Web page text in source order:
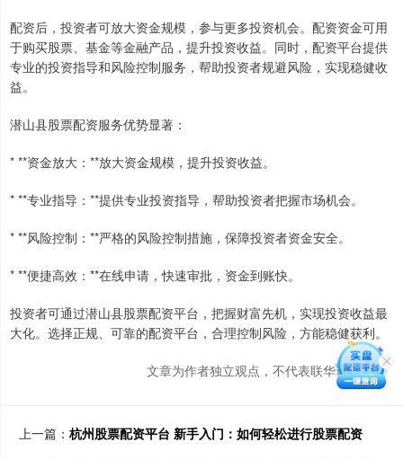
配资后，投资者可放大资金规模，参与更多投资机会。配资资金可用
于购买股票、基金等金融产品，提升投资收益。同时，配资平台提供
专业的投资指导和风险控制服务，帮助投资者规避风险，实现稳健收
益。
潜山县股票配资服务优势显著：
* **资金放大：**放大资金规模，提升投资收益。
* **专业指导：**提供专业投资指导，帮助投资者把握市场机会。
* **风险控制：**严格的风险控制措施，保障投资者资金安全。
* **便捷高效：**在线申请，快速审批，资金到账快。
投资者可通过潜山县股票配资平台，把握财富先机，实现投资收益最
大化。选择正规、可靠的配资平台，合理控制风险，方能稳健获利。
文章为作者独立观点，不代表联华证券观点
上一篇： 杭州股票配资平台 新手入门：如何轻松进行股票配资